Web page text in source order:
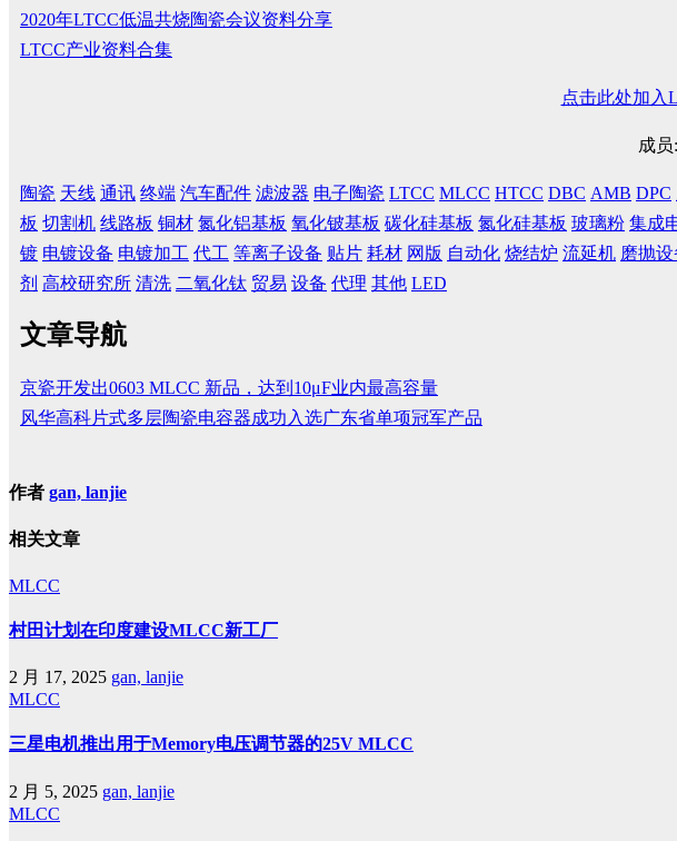
2020年LTCC低温共烧陶瓷会议资料分享
LTCC产业资料合集
点击此处加入
成
陶瓷 天线 通讯 终端 汽车配件 滤波器 电子陶瓷 LTCC MLCC HTCC DBC AMB DPC
板 切割机 线路板 铜材 氮化铝基板 氧化铍基板 碳化硅基板 氮化硅基板 玻璃粉 集成
镀 电镀设备 电镀加工 代工 等离子设备 贴片 耗材 网版 自动化 烧结炉 流延机 磨抛设
剂 高校研究所 清洗 二氧化钛 贸易 设备 代理 其他 LED
文章导航
京瓷开发出0603 MLCC 新品，达到10μF业内最高容量
风华高科片式多层陶瓷电容器成功入选广东省单项冠军产品
作者 gan, lanjie
相关文章
MLCC
村田计划在印度建设MLCC新工厂
2 月 17, 2025 gan, lanjie
MLCC
三星电机推出用于Memory电压调节器的25V MLCC
2 月 5, 2025 gan, lanjie
MLCC